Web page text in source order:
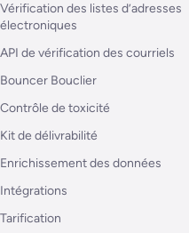
Vérification des listes d’adresses
électroniques
API de vérification des courriels
Bouncer Bouclier
Contrôle de toxicité
Kit de délivrabilité
Enrichissement des données
Intégrations
Tarification